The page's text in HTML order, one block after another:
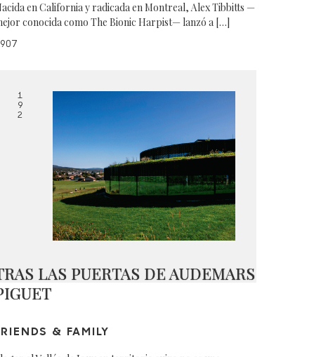
en California y radicada en Montreal, Alex Tibbitts —
conocida como The Bionic Harpist— lanzó a […]
1
9
2
LAS PUERTAS DE AUDEMARS
& FAMILY